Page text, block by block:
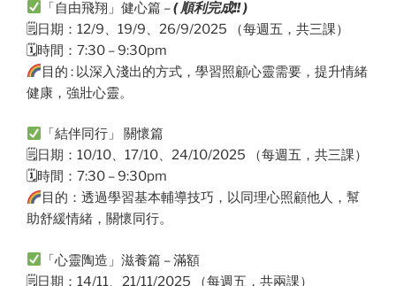
「自由飛翔」健心篇 –( 順利完成!! )
🗒日期：12/9、19/9、26/9/2025 （每週五，共三課）
🗓時間：7:30 – 9:30pm
目的 : 以深入淺出的方式，學習照顧心靈需要，提升情緒
健康，強壯心靈。
「結伴同行」 關懷篇
🗒日期：10/10、17/10、24/10/2025 （每週五，共三課）
🗓時間：7:30 – 9:30pm
目的：透過學習基本輔導技巧，以同理心照顧他人，幫
助舒緩情緒，關懷同行。
「心靈陶造」滋養篇 – 滿額
🗒日期：14/11、21/11/2025 （每週五，共兩課）